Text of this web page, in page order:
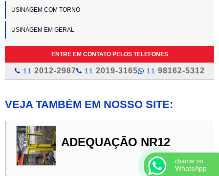
USINAGEM COM TORNO
USINAGEM EM GERAL
ENTRE EM CONTATO PELOS TELEFONES
11 2012-2987 11 2019-3165 11 98162-5312
VEJA TAMBÉM EM NOSSO SITE:
ADEQUAÇÃO NR12
chamar no
WhatsApp